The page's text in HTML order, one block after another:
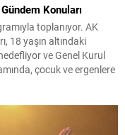
Konuları
toplanıyor. AK
18 yaşın altındaki
ve Genel Kurul
çocuk ve ergenlere
ayrıca
uygulamada bir